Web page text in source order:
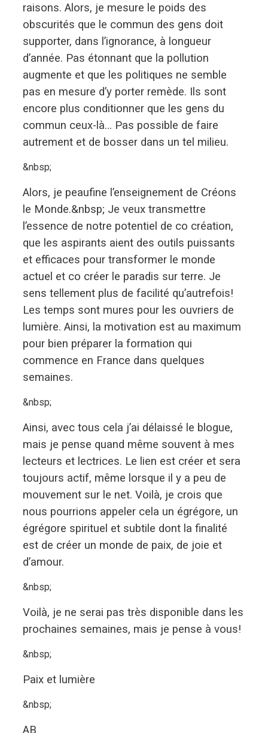
raisons. Alors, je mesure le poids des
obscurités que le commun des gens doit
supporter, dans l’ignorance, à longueur
d’année. Pas étonnant que la pollution
augmente et que les politiques ne semble
pas en mesure d’y porter remède. Ils sont
encore plus conditionner que les gens du
commun ceux-là… Pas possible de faire
autrement et de bosser dans un tel milieu.
&nbsp;
Alors, je peaufine l’enseignement de Créons
le Monde.&nbsp; Je veux transmettre
l’essence de notre potentiel de co création,
que les aspirants aient des outils puissants
et efficaces pour transformer le monde
actuel et co créer le paradis sur terre. Je
sens tellement plus de facilité qu’autrefois!
Les temps sont mures pour les ouvriers de
lumière. Ainsi, la motivation est au maximum
pour bien préparer la formation qui
commence en France dans quelques
semaines.
&nbsp;
Ainsi, avec tous cela j’ai délaissé le blogue,
mais je pense quand même souvent à mes
lecteurs et lectrices. Le lien est créer et sera
toujours actif, même lorsque il y a peu de
mouvement sur le net. Voilà, je crois que
nous pourrions appeler cela un égrégore, un
égrégore spirituel et subtile dont la finalité
est de créer un monde de paix, de joie et
d’amour.
&nbsp;
Voilà, je ne serai pas très disponible dans les
prochaines semaines, mais je pense à vous!
&nbsp;
Paix et lumière
&nbsp;
AB